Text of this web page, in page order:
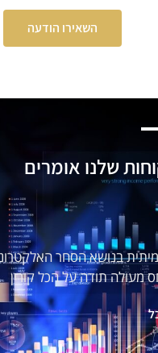
השאירו הודעה
שלנו אומרים
בנושא הסחר
מעולה תודה על הכל קורין